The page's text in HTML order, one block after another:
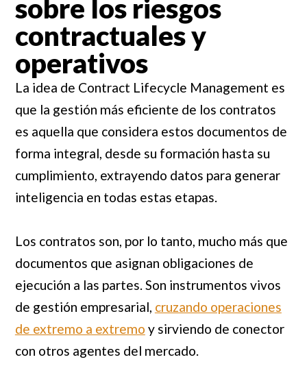
sobre los riesgos
contractuales y
operativos
La idea de Contract Lifecycle Management es
que la gestión más eficiente de los contratos
es aquella que considera estos documentos de
forma integral, desde su formación hasta su
cumplimiento, extrayendo datos para generar
inteligencia en todas estas etapas.
Los contratos son, por lo tanto, mucho más que
documentos que asignan obligaciones de
ejecución a las partes. Son instrumentos vivos
de gestión empresarial, cruzando operaciones
de extremo a extremo y sirviendo de conector
con otros agentes del mercado.